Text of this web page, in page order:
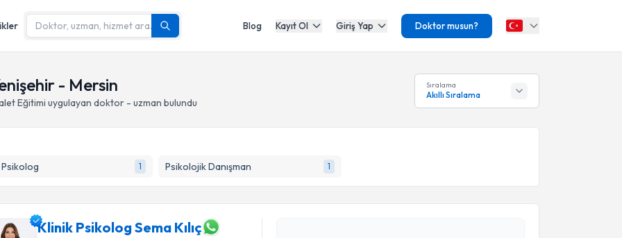
Blog Kayıt Ol Giriş Yap Doktor musun?
- Mersin
Eğitimi uygulayan doktor - uzman bulundu
Sıralama
Akıllı Sıralama
1 Psikolojik Danışman 1
Klinik Psikolog Sema Kılıç